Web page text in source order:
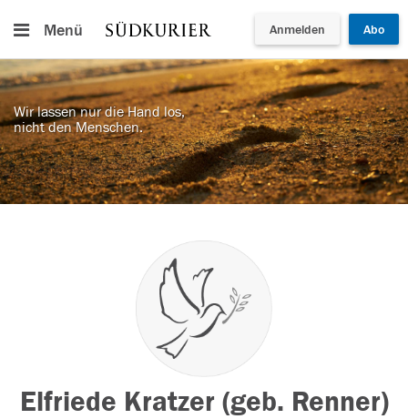
Menü Anmelden Abo
Wir lassen nur die Hand los,
nicht den Menschen.
Elfriede Kratzer (geb. Renner)